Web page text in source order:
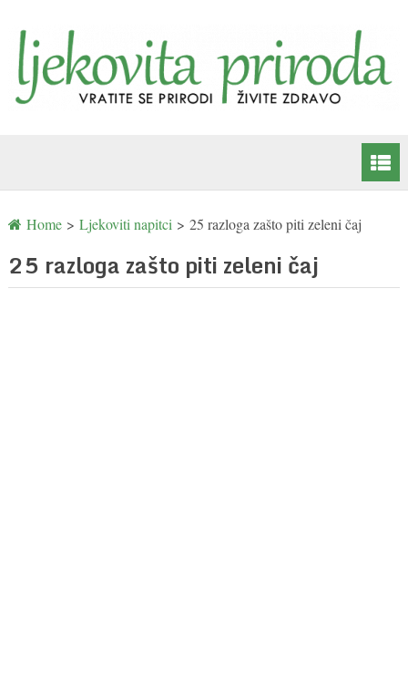
Home> Ljekoviti napitci > 25 razloga zašto piti zeleni čaj
25 razloga zašto piti zeleni čaj